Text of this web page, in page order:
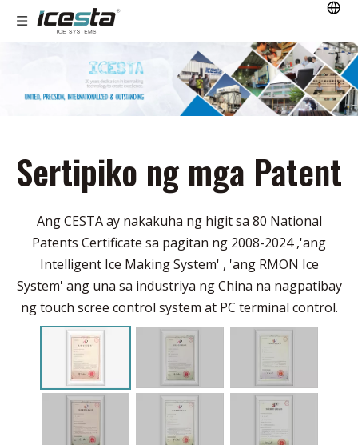
Sertipiko ng mga Patent
Ang CESTA ay nakakuha ng higit sa 80 National
Patents Certificate sa pagitan ng 2008-2024 ,'ang
Intelligent Ice Making System' , 'ang RMON Ice
System' ang una sa industriya ng China na nagpatibay
ng touch scree control system at PC terminal control.